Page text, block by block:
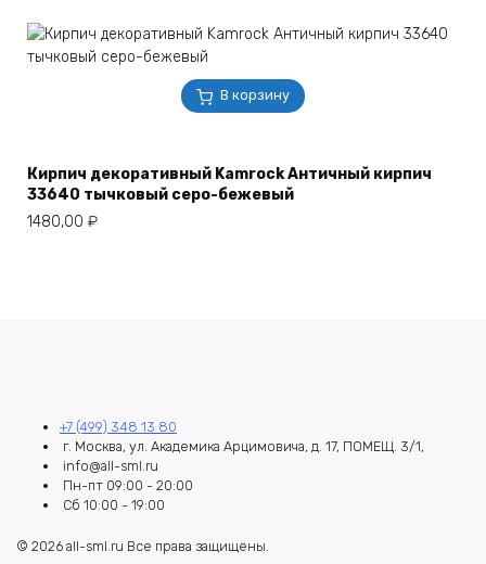
В корзину
Кирпич декоративный Kamrock Античный кирпич
33640 тычковый серо-бежевый
1480,00 ₽
+7 (499) 348 13 80
г. Москва, ул. Академика Арцимовича, д. 17, ПОМЕЩ. 3/1,
info@all-sml.ru
Пн-пт 09:00 - 20:00
Сб 10:00 - 19:00
© 2026 all-sml.ru Все права защищены.